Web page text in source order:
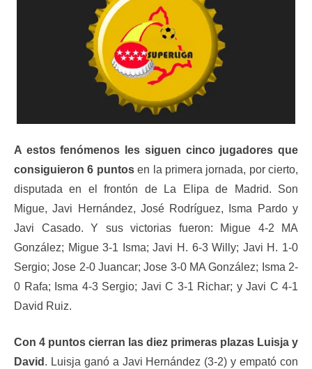
A estos fenómenos les siguen cinco jugadores que
consiguieron 6 puntosen la primera jornada, por cierto,
disputada en el frontón de La Elipa de Madrid. Son
Migue, Javi Hernández, José Rodríguez, Isma Pardo y
Javi Casado. Y sus victorias fueron: Migue 4-2 MA
González; Migue 3-1 Isma; Javi H. 6-3 Willy; Javi H. 1-0
Sergio; Jose 2-0 Juancar; Jose 3-0 MA González; Isma 2-
0 Rafa; Isma 4-3 Sergio; Javi C 3-1 Richar; y Javi C 4-1
David Ruiz.
Con 4 puntos cierran las diez primeras plazas Luisja y
David . Luisja ganó a Javi Hernández (3-2) y empató con